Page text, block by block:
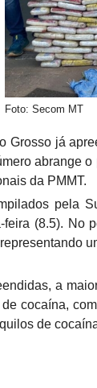
Foto: Secom MT
Grosso já
abrange
da PMMT.
pela
feira (8.5). No
a
cocaína,
de